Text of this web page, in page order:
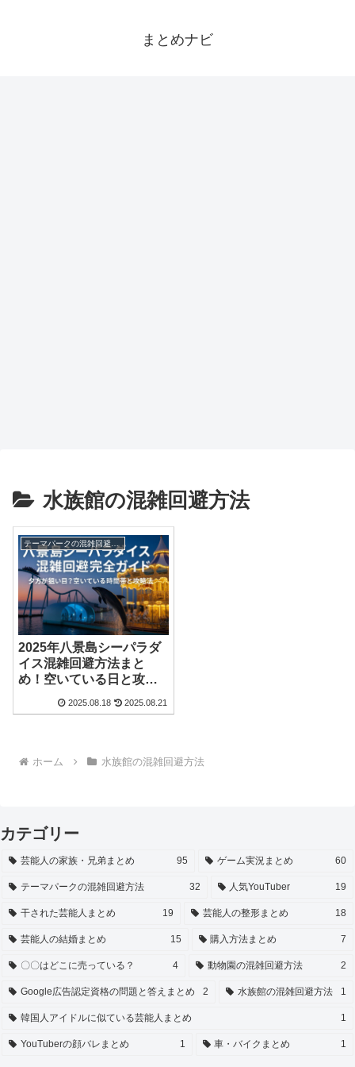
まとめナビ
水族館の混雑回避方法
テーマパークの混雑回避方法
2025年八景島シーパラダ
イス混雑回避方法まと
め！空いている日と攻略
2025.08.18 2025.08.21
ホーム 水族館の混雑回避方法
カテゴリー
芸能人の家族・兄弟まとめ 95 ゲーム実況まとめ 60
テーマパークの混雑回避方法 32 人気YouTuber 19
干された芸能人まとめ 19 芸能人の整形まとめ 18
芸能人の結婚まとめ 15 購入方法まとめ 7
〇〇はどこに売っている？ 4 動物園の混雑回避方法 2
Google広告認定資格の問題と答えまとめ 2 水族館の混雑回避方法 1
韓国人アイドルに似ている芸能人まとめ 1
YouTuberの顔バレまとめ 1 車・バイクまとめ 1